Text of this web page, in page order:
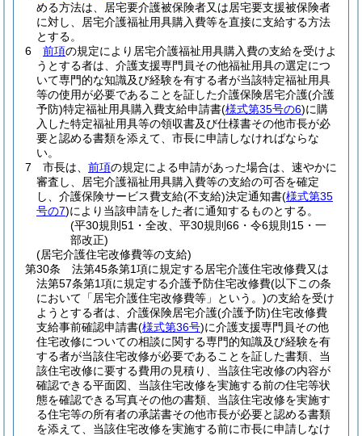
める方法は、居宅要介護被保険者又は居宅要支援被保険者
に対し、居宅介護福祉用具購入費等を直接に支給する方法
とする。
6
前項の規定により居宅介護福祉用具購入費の支給を受けよ
うとする者は、介護支援専門員その他福祉用具の選定につ
いて専門的な知識及び経験を有する者が当該特定福祉用具
等の使用が必要であることを証した介護保険居宅介護(介護
予防)特定福祉用具購入費支給申請書(様式第35号の6)に購
入した特定福祉用具等の領収書及び仕様書その他市長が必
要と認める書類を添えて、市長に申請しなければならな
い。
7
市長は、 前項の規定による申請があった場合は、速やかに
審査し、居宅介護福祉用具購入費等の支給の可否を確定
し、介護保険サービス費支給(不支給)決定通知書(様式第35
号の7)により当該申請をした者に通知するものとする。
(平30規則51・全改、平30規則66・令6規則15・一
部改正)
(居宅介護住宅改修費等の支給)
第30条
法第45条第1項に規定する居宅介護住宅改修費又は
法第57条第1項に規定する介護予防住宅改修費(以下この条
において「居宅介護住宅改修費等」という。)の支給を受け
ようとする者は、介護保険居宅介護(介護予防)住宅改修費
支給事前確認申請書(様式第36号)に介護支援専門員その他
住宅改修についての相談に関する専門的知識及び経験を有
する者が当該住宅改修が必要であることを証した書類、当
該住宅改修に要する費用の見積り、当該住宅改修の内容が
確認できる平面図、当該住宅改修を実施する前の住宅等状
態を確認できる写真その他の書類、当該住宅改修を実施す
る住宅等の所有者の承諾書その他市長が必要と認める書類
を添えて、当該住宅改修を実施する前に市長に申請しなけ